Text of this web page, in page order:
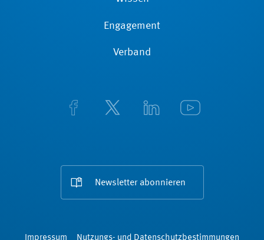
Engagement
Verband
Newsletter abonnieren
Impressum Nutzungs- und Datenschutzbestimmungen